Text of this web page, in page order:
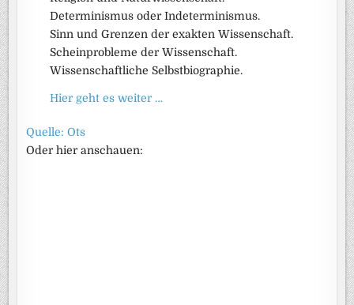
Determinismus oder Indeterminismus.
Sinn und Grenzen der exakten Wissenschaft.
Scheinprobleme der Wissenschaft.
Wissenschaftliche Selbstbiographie.
Hier geht es weiter …
Quelle: Ots
Oder hier anschauen: